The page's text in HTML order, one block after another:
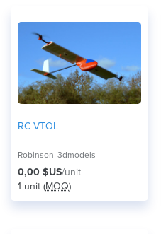
RC VTOL
Robinson_3dmodels
0,00 $US/unit
1 unit (MOQ)